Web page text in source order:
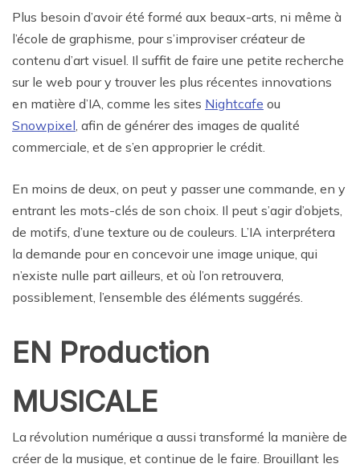
Plus besoin d’avoir été formé aux beaux-arts, ni même à
l’école de graphisme, pour s’improviser créateur de
contenu d’art visuel. Il suffit de faire une petite recherche
sur le web pour y trouver les plus récentes innovations
en matière d’IA, comme les sites Nightcafe ou
Snowpixel , afin de générer des images de qualité
commerciale, et de s’en approprier le crédit.
En moins de deux, on peut y passer une commande, en y
entrant les mots-clés de son choix. Il peut s’agir d’objets,
de motifs, d’une texture ou de couleurs. L’IA interprétera
la demande pour en concevoir une image unique, qui
n’existe nulle part ailleurs, et où l’on retrouvera,
possiblement, l’ensemble des éléments suggérés.
EN Production
MUSICALE
La révolution numérique a aussi transformé la manière de
créer de la musique, et continue de le faire. Brouillant les